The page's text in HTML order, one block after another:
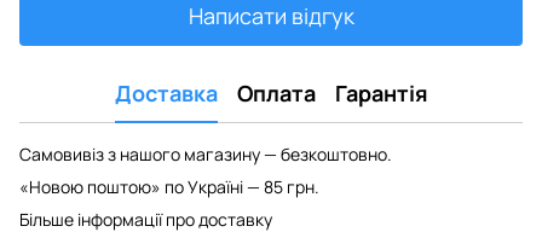
Написати відгук
Доставка Оплата Гарантія
Самовивіз з нашого магазину — безкоштовно.
«Новою поштою» по Україні — 85 грн.
Більше інформації про доставку